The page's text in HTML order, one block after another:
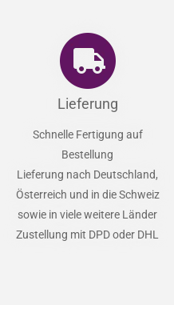
Lieferung
Schnelle Fertigung auf
Bestellung
Lieferung nach Deutschland,
Österreich und in die Schweiz
sowie in viele weitere Länder
Zustellung mit DPD oder DHL